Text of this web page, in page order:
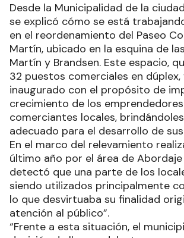
Desde la Municipalidad de la
se explicó cómo se está
en el reordenamiento del Paseo
Martín, ubicado en la esquina de
Martín y Brandsen. Este espacio,
32 puestos comerciales en dúplex,
inaugurado con el propósito de
crecimiento de los
comerciantes locales,
adecuado para el desarrollo de
En el marco del relevamiento
último año por el área de Abordaje
detectó que una parte de los
siendo utilizados principalmente
lo que desvirtuaba su finalidad
atención al público”.
“Frente a esta situación, el